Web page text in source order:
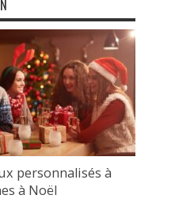
personnalisés à
à Noël